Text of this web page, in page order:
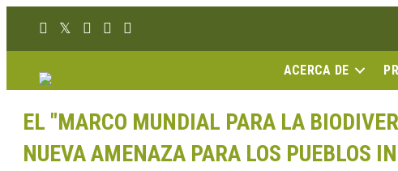
Enlace Facebook
Enlace Twitter
Enlace Instagram
Enlace Youtube
Linkedin link
ACERCA DE
EL "MARCO MUNDIAL PARA LA
NUEVA AMENAZA PARA LOS PUEBLOS